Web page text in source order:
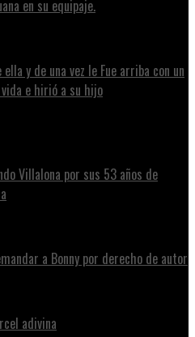
en su equipaje.
y de una vez le Fue arriba con un
e hirió a su hijo
Villalona por sus 53 años de
a Bonny por derecho de autor
adivina